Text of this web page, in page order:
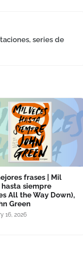
series de
frases | Mil
hasta siempre
All the Way Down),
Green
16, 2026